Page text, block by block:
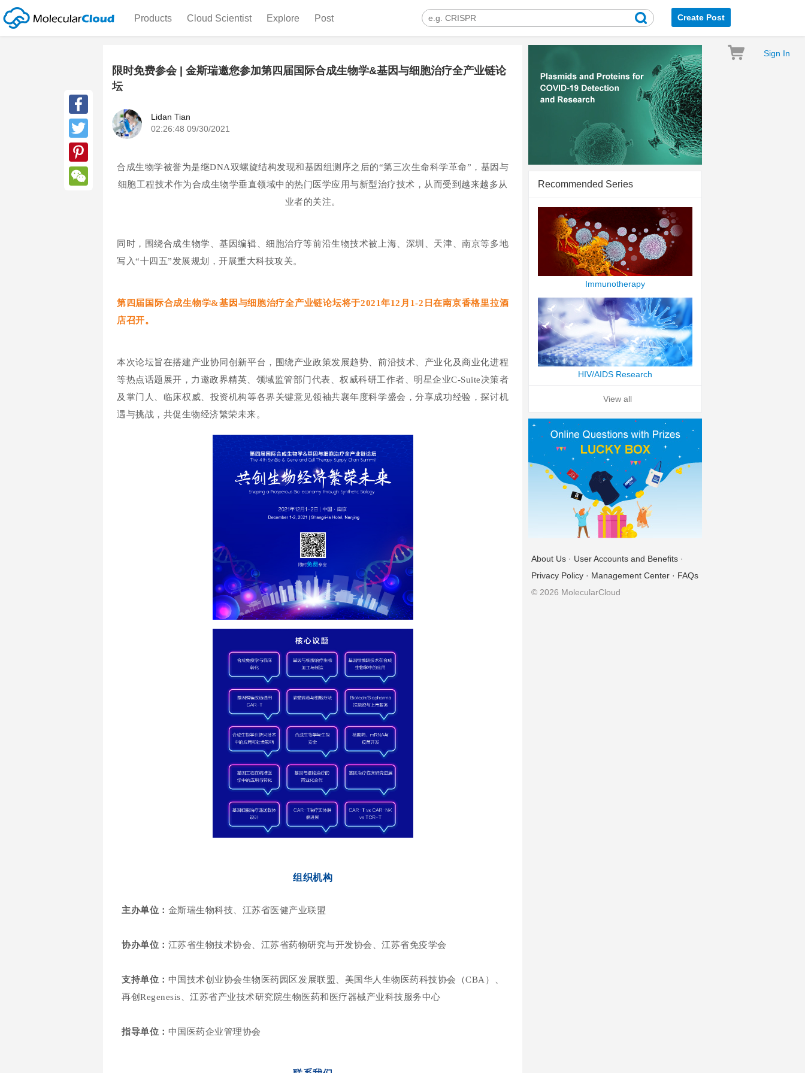
Products Cloud Scientist Explore Post Create Post
Sign In
限时免费参会 | 金斯瑞邀您参加第四届国际合成生物学&基因与细胞治疗全产业链论
坛
Lidan Tian
02:26:48 09/30/2021
合成生物学被誉为是继DNA双螺旋结构发现和基因组测序之后的“第三次生命科学革命”，基因与
细胞工程技术作为合成生物学垂直领域中的热门医学应用与新型治疗技术，从而受到越来越多从
业者的关注。
同时，围绕合成生物学、基因编辑、细胞治疗等前沿生物技术被上海、深圳、天津、南京等多地
写入“十四五”发展规划，开展重大科技攻关。
第四届国际合成生物学&基因与细胞治疗全产业链论坛将于2021年12月1-2日在南京香格里拉酒
店召开。
本次论坛旨在搭建产业协同创新平台，围绕产业政策发展趋势、前沿技术、产业化及商业化进程
等热点话题展开，力邀政界精英、领域监管部门代表、权威科研工作者、明星企业C-Suite决策者
及掌门人、临床权威、投资机构等各界关键意见领袖共襄年度科学盛会，分享成功经验，探讨机
遇与挑战，共促生物经济繁荣未来。
组织机构
主办单位： 金斯瑞生物科技、江苏省医健产业联盟
协办单位： 江苏省生物技术协会、江苏省药物研究与开发协会、江苏省免疫学会
支持单位： 中国技术创业协会生物医药园区发展联盟、美国华人生物医药科技协会（CBA）、
再创Regenesis、江苏省产业技术研究院生物医药和医疗器械产业科技服务中心
指导单位： 中国医药企业管理协会
Facebook
Twitter
Pinterest
Recommended Series
Immunotherapy
HIV/AIDS Research
View all
About Us · User Accounts and Benefits ·
Privacy Policy · Management Center · FAQs
© 2026 MolecularCloud